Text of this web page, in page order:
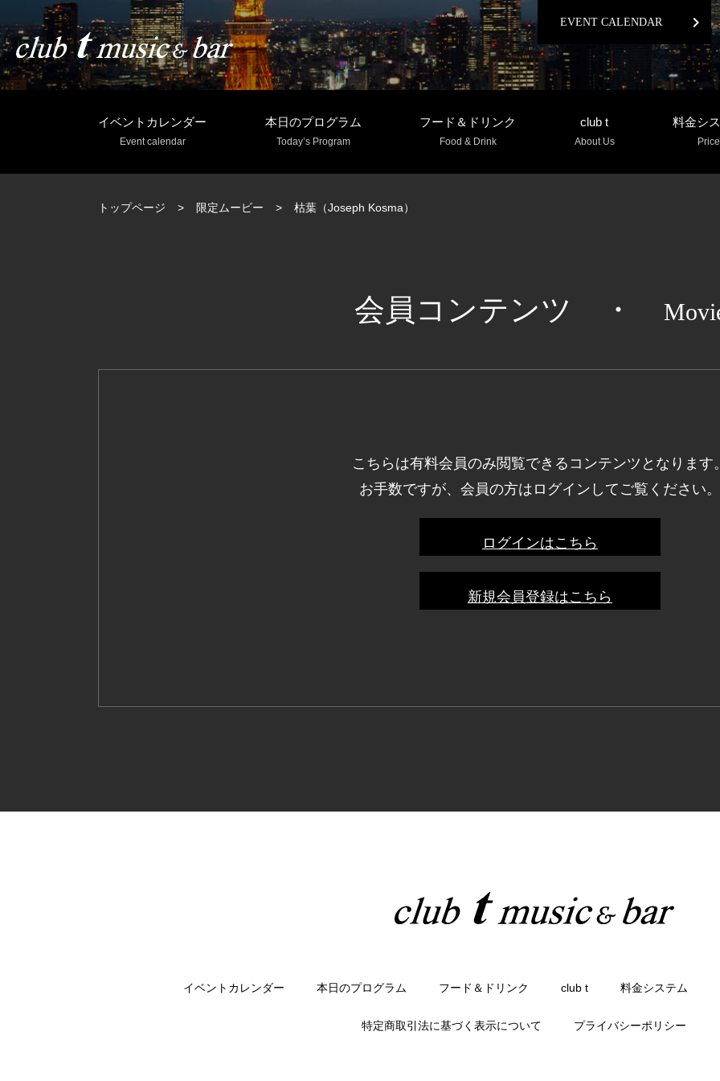
EVENT CALENDAR chevron_right
イベントカレンダー
Event calendar
本日のプログラム
Today’s Program
フード＆ドリンク
Food & Drink
club t
About Us
料金シ
Price
トップページ 限定ムービー 枯葉（Joseph Kosma）
会員コンテンツ ・
こちらは有料会員のみ閲覧できるコンテンツとなります
お手数ですが、会員の方はログインしてご覧ください。
ログインはこちら
新規会員登録はこちら
イベントカレンダー 本日のプログラム フード＆ドリンク club t 料金システム
特定商取引法に基づく表示について プライバシーポリシー